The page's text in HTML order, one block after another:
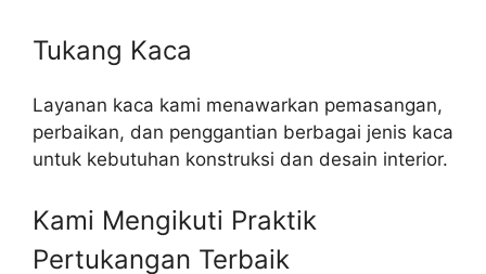
Tukang Kaca
Layanan kaca kami menawarkan pemasangan,
perbaikan, dan penggantian berbagai jenis kaca
untuk kebutuhan konstruksi dan desain interior.
Kami Mengikuti Praktik
Pertukangan Terbaik​